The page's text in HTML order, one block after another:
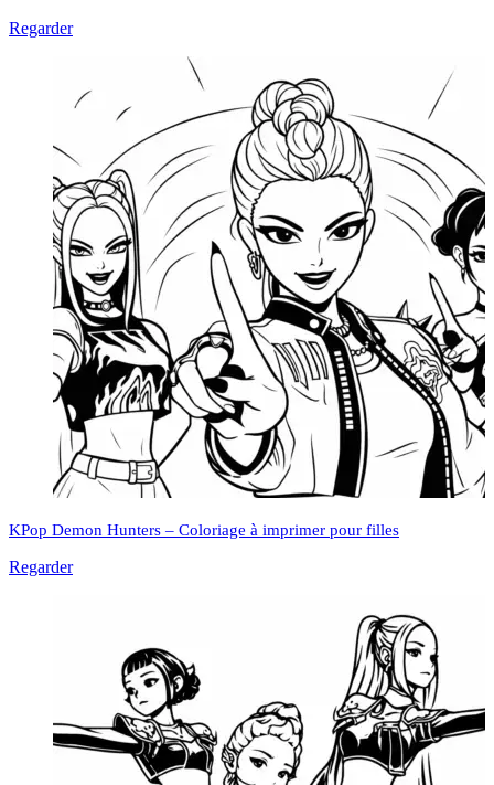
Regarder
KPop Demon Hunters – Coloriage à imprimer pour filles
Regarder